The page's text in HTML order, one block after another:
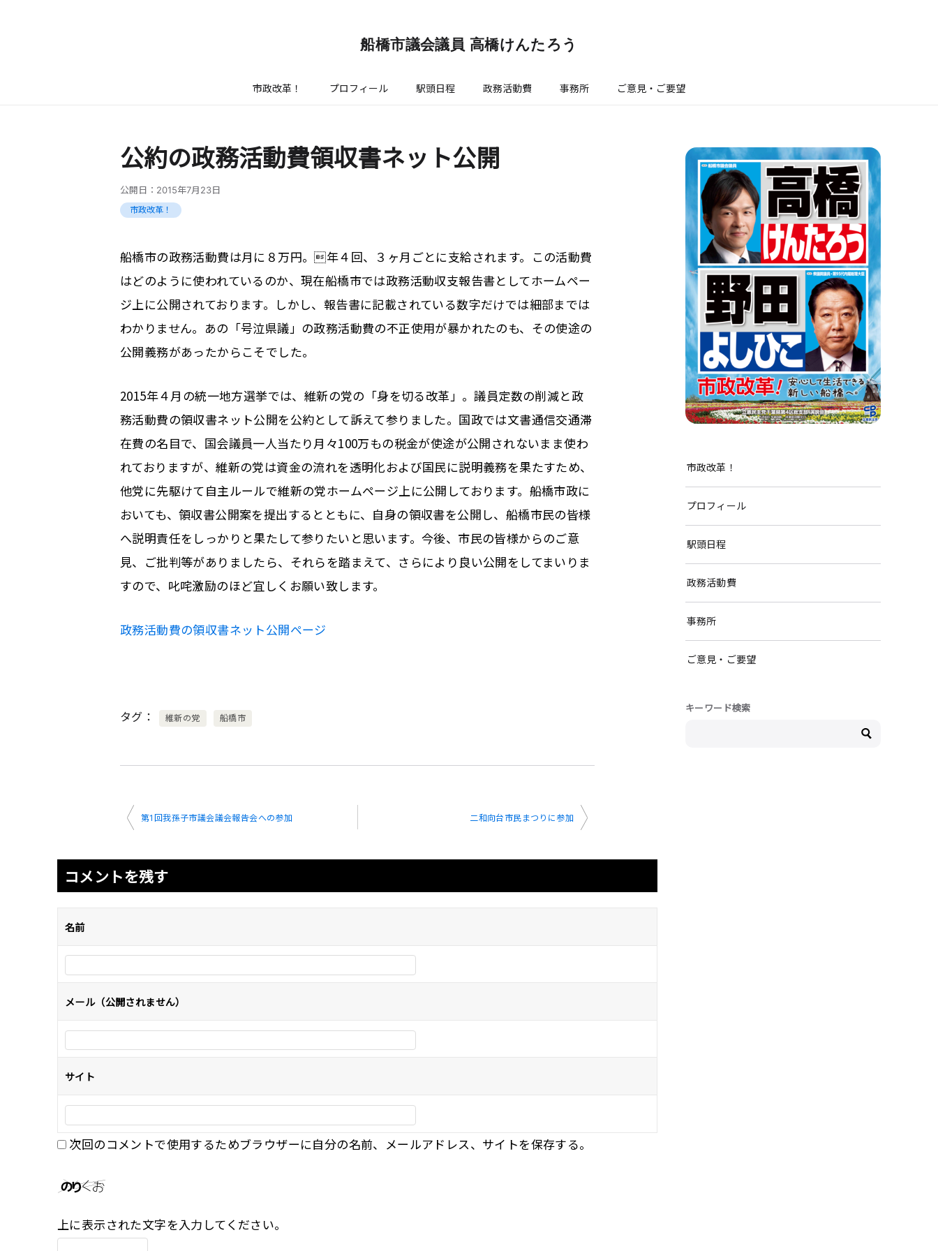
船橋市議会議員 高橋けんたろう
市政改革！ プロフィール 駅頭日程 政務活動費 事務所 ご意見・ご要望
公約の政務活動費領収書ネット公開
公開日： 2015年7月23日
市政改革！
船橋市の政務活動費は月に８万円。年４回、３ヶ月ごとに支給されます。この活動費
はどのように使われているのか、現在船橋市では政務活動収支報告書としてホームペー
ジ上に公開されております。しかし、報告書に記載されている数字だけでは細部までは
わかりません。あの「号泣県議」の政務活動費の不正使用が暴かれたのも、その使途の
公開義務があったからこそでした。
2015年４月の統一地方選挙では、維新の党の「身を切る改革」。議員定数の削減と政
務活動費の領収書ネット公開を公約として訴えて参りました。国政では文書通信交通滞
在費の名目で、国会議員一人当たり月々100万もの税金が使途が公開されないまま使わ
れておりますが、維新の党は資金の流れを透明化および国民に説明義務を果たすため、
他党に先駆けて自主ルールで維新の党ホームページ上に公開しております。船橋市政に
おいても、領収書公開案を提出するとともに、自身の領収書を公開し、船橋市民の皆様
へ説明責任をしっかりと果たして参りたいと思います。今後、市民の皆様からのご意
見、ご批判等がありましたら、それらを踏まえて、さらにより良い公開をしてまいりま
すので、叱咤激励のほど宜しくお願い致します。
政務活動費の領収書ネット公開ページ
タグ 維新の党 船橋市
投
ナ
ビ
ョ
第1回我孫子市議会議会報告会への参加 二和向台市民まつりに参加
コメントを残す
名前
メール（公開されません）
サイト
次回のコメントで使用するためブラウザーに自分の名前、メールアドレス、サイトを保存する。
上に表示された文字を入力してください。
市政改革！
プロフィール
駅頭日程
政務活動費
事務所
ご意見・ご要望
キーワード検索